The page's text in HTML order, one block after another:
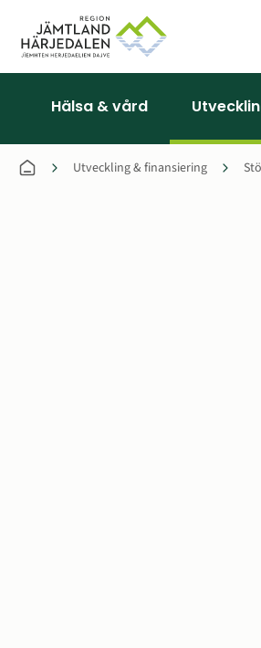
Hälsa & vård
Utveckling & finansiering